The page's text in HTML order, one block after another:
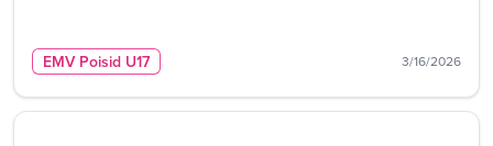
EMV Poisid U17 3/16/2026